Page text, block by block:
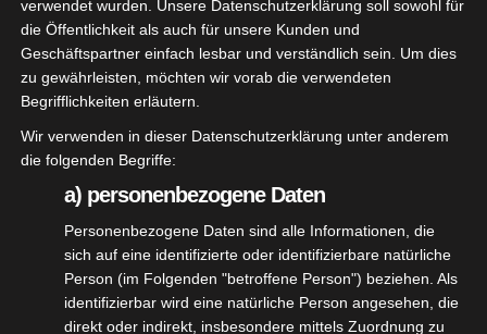
Neueste Beiträge
Nikolausschießen 6. Dez. 2025
Vereinsmeisterschaften 2026
Königsschießen und Königsfeier 2025
Nachruf Manfred Seiler
verwendet wurden. Unsere Datenschutzerklärung soll sowohl für
die Öffentlichkeit als auch für unsere Kunden und
Geschäftspartner einfach lesbar und verständlich sein. Um dies
zu gewährleisten, möchten wir vorab die verwendeten
Begrifflichkeiten erläutern.
Wir verwenden in dieser Datenschutzerklärung unter anderem
die folgenden Begriffe:
a) personenbezogene Daten
Personenbezogene Daten sind alle Informationen, die
sich auf eine identifizierte oder identifizierbare natürliche
Person (im Folgenden "betroffene Person") beziehen. Als
identifizierbar wird eine natürliche Person angesehen, die
direkt oder indirekt, insbesondere mittels Zuordnung zu